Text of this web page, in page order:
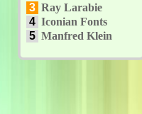
3 Ray Larabie
4 Iconian Fonts
5 Manfred Klein